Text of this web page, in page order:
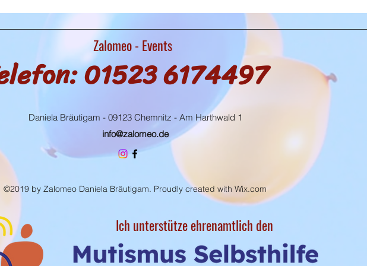
Zalomeo - Events
01523 6174497
Daniela Bräutigam - 09123 Chemnitz - Am Harthwald 1
info@zalomeo.de
©2019 by Zalomeo Daniela Bräutigam. Proudly created with Wix.com
Ich unterstütze ehrenamtlich den